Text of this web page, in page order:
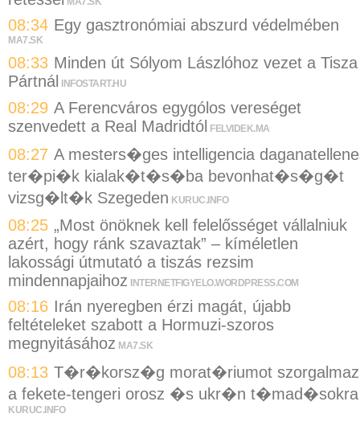
08:34 Egy gasztronómiai abszurd védelmében
MA7.SK
08:33 Minden út Sólyom Lászlóhoz vezet a Tisza
Pártnál
INFOSTART.HU
08:29 A Ferencváros egygólos vereséget
szenvedett a Real Madridtól FELVIDEK.MA
08:27 A mesters�ges intelligencia
ter�pi�k kialak�t�s�ba bevonhat�s�g�t
vizsg�lt�k Szegeden KURUC.INFO
08:25 „Most önöknek kell felelősséget vállalniuk
azért, hogy ránk szavaztak” – kíméletlen
lakossági útmutató a tiszás rezsim
mindennapjaihoz INTERNETFIGYELO.WORDPRESS.COM
08:16 Irán nyeregben érzi magát, újabb
feltételeket szabott a Hormuzi-szoros
megnyitásához MA7.SK
08:13 T�r�korsz�g morat�riumot szorgalmaz
a fekete-tengeri orosz �s ukr�n t�mad�sokra
KURUC.INFO